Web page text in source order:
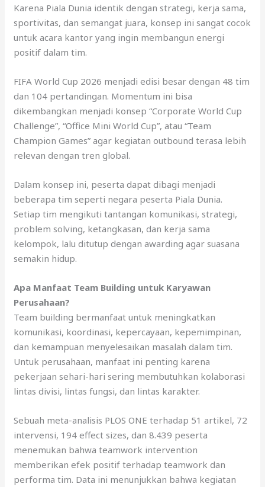
Karena Piala Dunia identik dengan strategi, kerja sama,
sportivitas, dan semangat juara, konsep ini sangat cocok
untuk acara kantor yang ingin membangun energi
positif dalam tim.
FIFA World Cup 2026 menjadi edisi besar dengan 48 tim
dan 104 pertandingan. Momentum ini bisa
dikembangkan menjadi konsep “Corporate World Cup
Challenge”, “Office Mini World Cup”, atau “Team
Champion Games” agar kegiatan outbound terasa lebih
relevan dengan tren global.
Dalam konsep ini, peserta dapat dibagi menjadi
beberapa tim seperti negara peserta Piala Dunia.
Setiap tim mengikuti tantangan komunikasi, strategi,
problem solving, ketangkasan, dan kerja sama
kelompok, lalu ditutup dengan awarding agar suasana
semakin hidup.
Apa Manfaat Team Building untuk Karyawan
Perusahaan?
Team building bermanfaat untuk meningkatkan
komunikasi, koordinasi, kepercayaan, kepemimpinan,
dan kemampuan menyelesaikan masalah dalam tim.
Untuk perusahaan, manfaat ini penting karena
pekerjaan sehari-hari sering membutuhkan kolaborasi
lintas divisi, lintas fungsi, dan lintas karakter.
Sebuah meta-analisis PLOS ONE terhadap 51 artikel, 72
intervensi, 194 effect sizes, dan 8.439 peserta
menemukan bahwa teamwork intervention
memberikan efek positif terhadap teamwork dan
performa tim. Data ini menunjukkan bahwa kegiatan